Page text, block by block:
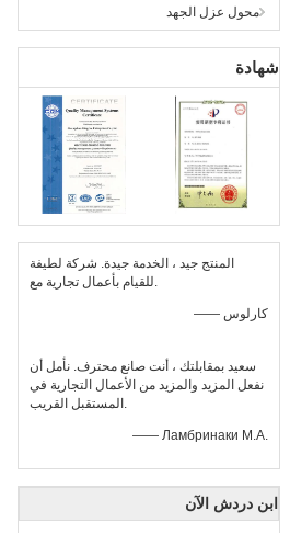
محول عزل الجهد
شهادة
المنتج جيد ، الخدمة جيدة. شركة لطيفة
للقيام بأعمال تجارية مع.
—— كارلوس
سعيد بمقابلتك ، أنت صانع محترف. نأمل أن
نفعل المزيد والمزيد من الأعمال التجارية في
المستقبل القريب.
—— Ламбринаки М.А.
ابن دردش الآن